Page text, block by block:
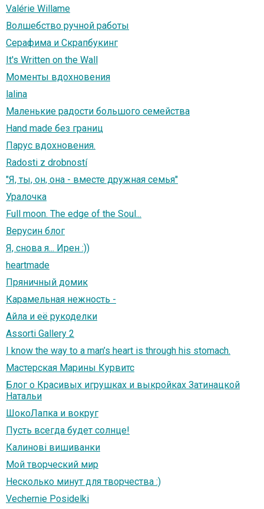
Valérie Willame
Волшебство ручной работы
Серафима и Скрапбукинг
It's Written on the Wall
Моменты вдохновения
lalina
Маленькие радости большого семейства
Hand made без границ
Парус вдохновения.
Radosti z drobností
"Я, ты, он, она - вместе дружная семья"
Уралочка
Full moon. The edge of the Soul...
Верусин блог
Я, снова я... Ирен :))
heartmade
Пряничный домик
Карамельная нежность -
Айла и её рукоделки
Assorti Gallery 2
I know the way to a man’s heart is through his stomach.
Мастерская Марины Курвитс
Блог о Красивых игрушках и выкройках Затинацкой
Натальи
ШокоЛапка и вокруг
Пусть всегда будет солнце!
Калинові вишиванки
Мой творческий мир
Несколько минут для творчества :)
Vechernie Posidelki